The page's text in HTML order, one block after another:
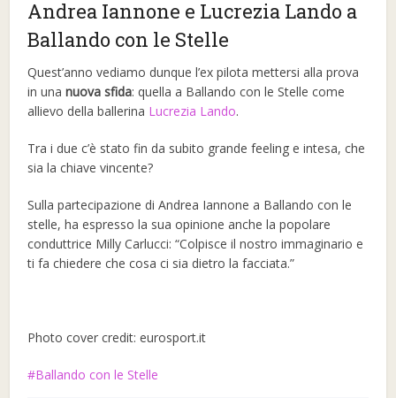
Andrea Iannone e Lucrezia Lando a
Ballando con le Stelle
Quest’anno vediamo dunque l’ex pilota mettersi alla prova
in unanuova sfida: quella a Ballando con le Stelle come
allievo della ballerina Lucrezia Lando.
Tra i due c’è stato fin da subito grande feeling e intesa, che
sia la chiave vincente?
Sulla partecipazione di Andrea Iannone a Ballando con le
stelle, ha espresso la sua opinione anche la popolare
conduttrice Milly Carlucci: “Colpisce il nostro immaginario e
ti fa chiedere che cosa ci sia dietro la facciata.”
Photo cover credit: eurosport.it
Ballando con le Stelle